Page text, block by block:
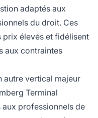
adaptés aux
du droit. Ces
élevés et fidélisent
aux contraintes
autre vertical majeur
Terminal
professionnels de